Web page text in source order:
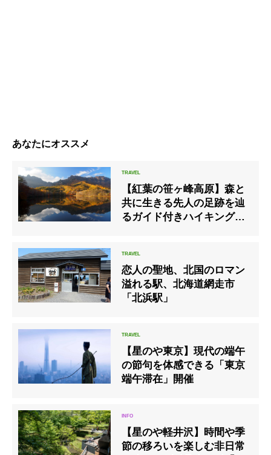
あなたにオススメ
【紅葉の笹ヶ峰高原】森と
共に生きる先人の足跡を辿
るガイド付きハイキングツ
恋人の聖地、北国のロマン
溢れる駅、北海道網走市
「北浜駅」
【星のや東京】現代の端午
の節句を体感できる「東京
端午滞在」開催
【星のや軽井沢】時間や季
節の移ろいを楽しむ非日常